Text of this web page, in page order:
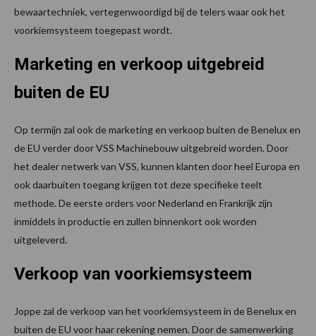
bewaartechniek, vertegenwoordigd bij de telers waar ook het
voorkiemsysteem toegepast wordt.
Marketing en verkoop uitgebreid
buiten de EU
Op termijn zal ook de marketing en verkoop buiten de Benelux en
de EU verder door VSS Machinebouw uitgebreid worden. Door
het dealer netwerk van VSS, kunnen klanten door heel Europa en
ook daarbuiten toegang krijgen tot deze specifieke teelt
methode. De eerste orders voor Nederland en Frankrijk zijn
inmiddels in productie en zullen binnenkort ook worden
uitgeleverd.
Verkoop van voorkiemsysteem
Joppe zal de verkoop van het voorkiemsysteem in de Benelux en
buiten de EU voor haar rekening nemen. Door de samenwerking